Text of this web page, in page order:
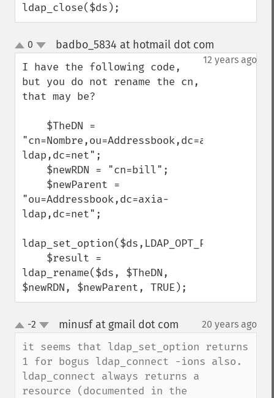
ldap_close($ds);
up
down
0 badbo_5834 at hotmail dot com
12 years ago
I have the following code,
but you do not rename the cn,
that may be?
"cn=Nombre,ou=Addressbook,dc=axia-
ldap,dc=net";
"ou=Addressbook,dc=axia-
ldap,dc=net";
ldap_rename($ds, $TheDN,
$newRDN, $newParent, TRUE);
up
down
-2 minusf at gmail dot com 20 years ago
it seems that ldap_set_option returns
1 for bogus ldap_connect -ions also.
ldap_connect always returns a
resource (documented in the